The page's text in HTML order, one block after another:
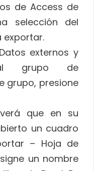
de Access de
selección del
exportar.
externos y
grupo de
grupo, presione
que en su
un cuadro
– Hoja de
un nombre